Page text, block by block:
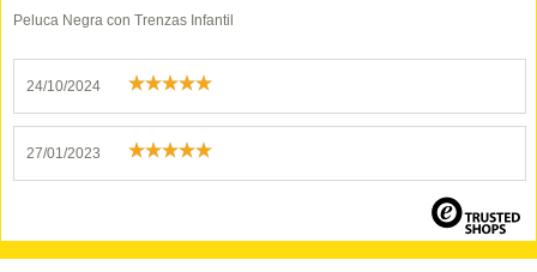
Peluca Negra con Trenzas Infantil
24/10/2024
27/01/2023